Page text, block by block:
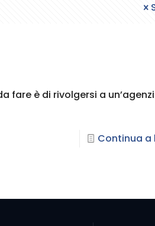
fare è di rivolgersi a
Continua a